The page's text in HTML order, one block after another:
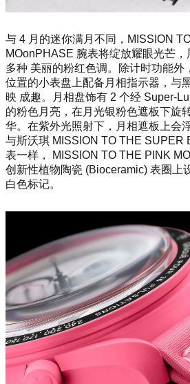
与 4 月的迷你满月不同，MISSION
MOonPHASE 腕表将绽放耀眼光芒
多种 美丽的粉红色调。除计时功能外
位置的小表盘上配备月相指示器，与
映 成趣。月相盘饰有 2 个经 Super-
的粉色月亮，在月光银粉色遮板下旋
华。在紫外光照射下，月相遮板上会
与斯沃琪 MISSION TO THE SUPER
表一样， MISSION TO THE PINK
创新性植物陶瓷 (Bioceramic) 表圈上
白色标记。